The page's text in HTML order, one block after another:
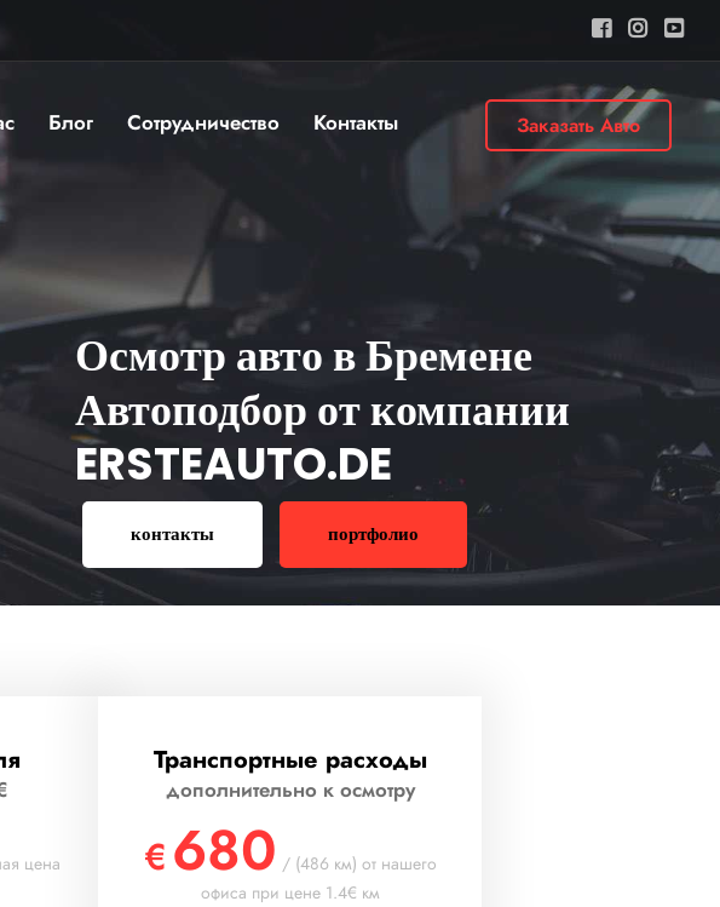
Блог Сотрудничество Контакты Заказать Авто
Осмотр авто в Бремене
Автоподбор от компании
ERSTEAUTO.DE
контакты портфолио
цена
Транспортные расходы
дополнительно к осмотру
€680 / (486 км) от нашего
офиса при цене 1.4€ км